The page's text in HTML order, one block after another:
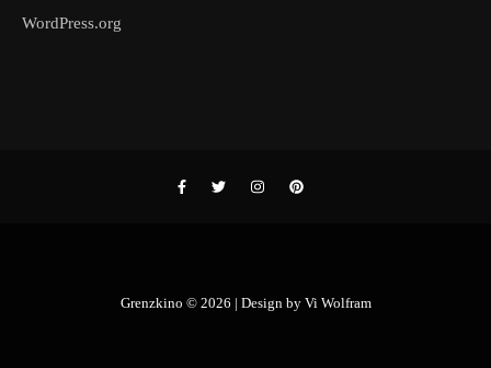
WordPress.org
Grenzkino © 2026 | Design by Vi Wolfram